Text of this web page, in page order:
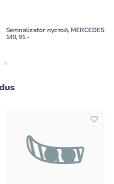
Semnalizator пустой, MERCEDES
140, 91 -